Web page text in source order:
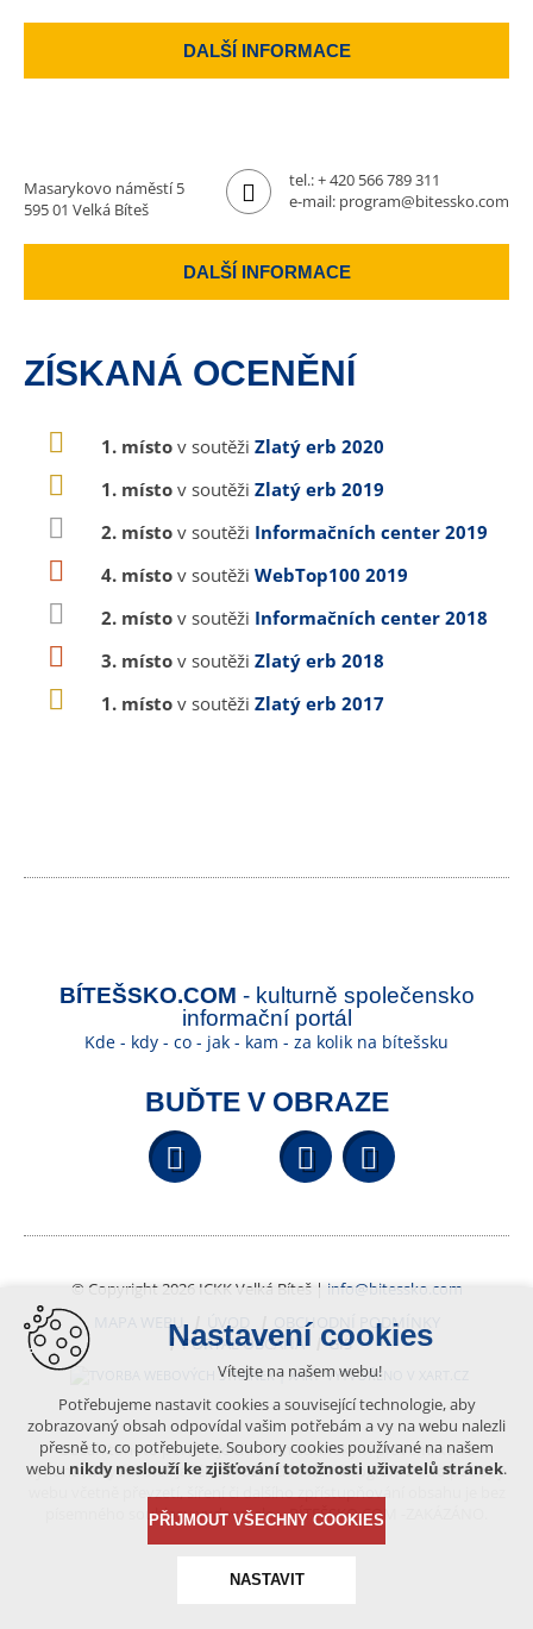
DALŠÍ INFORMACE
Masarykovo náměstí 5
595 01 Velká Bíteš
tel.:+ 420 566 789 311
e-mail: program@bitessko.com
DALŠÍ INFORMACE
ZÍSKANÁ OCENĚNÍ
1. místo v soutěži Zlatý erb 2020
1. místo v soutěži Zlatý erb 2019
2. místo v soutěži Informačních center 2019
4. místo v soutěži WebTop100 2019
2. místo v soutěži Informačních center 2018
3. místo v soutěži Zlatý erb 2018
1. místo v soutěži Zlatý erb 2017
BÍTEŠSKO.COM - kulturně společensko
informační portál
Kde - kdy - co - jak - kam - za kolik na bítešsku
BUĎTE V OBRAZE
Facebook YouTube
© Copyright 2026 ICKK Velká Bíteš | info@bitessko.com
MAPA WEBU
ÚVOD
OBCHODNÍ PODMÍNKY
PORTÁL OBČANA
GIS
VYTVOŘENO V XART.CZ
Obsah tohoto portálu je chráněn autorským právem, které
vykonává vydavatel. Jakékoliv užití článků a fotografií z této podoby
písemného souhlasu vydavatele – BÍTEŠSKO.COM -ZAKÁZÁNO.
Nastavení cookies
Vítejte na našem webu!
Potřebujeme nastavit cookies a související technologie, aby
zobrazovaný obsah odpovídal vašim potřebám a vy na webu nalezli
přesně to, co potřebujete. Soubory cookies používané na našem
webu nikdy neslouží ke zjišťování totožnosti uživatelů stránek.
PŘIJMOUT VŠECHNY COOKIES
NASTAVIT